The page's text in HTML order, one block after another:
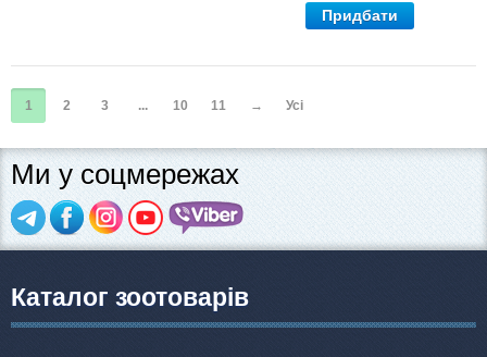
Придбати
1 2 3 ... 10 11 → Усі
Ми у соцмережах
Каталог зоотоварів